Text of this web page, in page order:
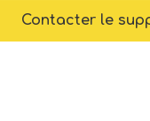
Contacter le